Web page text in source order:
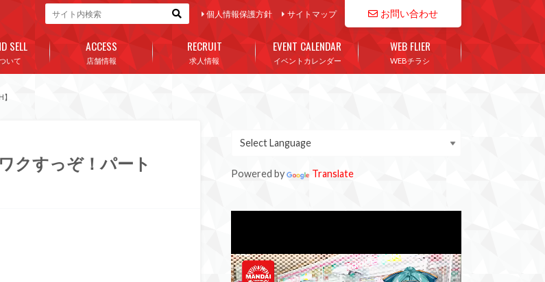
お問い合わせ
個人情報保護方針 サイトマップ
いて
SELL
店舗情報
ACCESS
求人情報
RECRUIT
イベントカレンダー
EVENT CALENDAR
WEBチラシ
WEB FLIER
クすっぞ！パート
Powered by Translate